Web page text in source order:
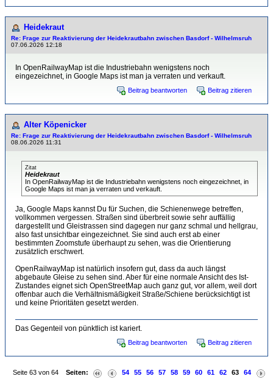
Heidekraut
Re: Frage zur Reaktivierung der Heidekrautbahn zwischen Basdorf - Wilhelmsruh
07.06.2026 12:18
In OpenRailwayMap ist die Industriebahn wenigstens noch
eingezeichnet, in Google Maps ist man ja verraten und verkauft.
Beitrag beantworten Beitrag zitieren
Alter Köpenicker
Re: Frage zur Reaktivierung der Heidekrautbahn zwischen Basdorf - Wilhelmsruh
08.06.2026 11:31
Zitat
Heidekraut
In OpenRailwayMap ist die Industriebahn wenigstens noch eingezeichnet, in
Google Maps ist man ja verraten und verkauft.
Ja, Google Maps kannst Du für Suchen, die Schienenwege betreffen,
vollkommen vergessen. Straßen sind überbreit sowie sehr auffällig
dargestellt und Gleistrassen sind dagegen nur ganz schmal und hellgrau,
also fast unsichtbar eingezeichnet. Sie sind auch erst ab einer
bestimmten Zoomstufe überhaupt zu sehen, was die Orientierung
zusätzlich erschwert.
OpenRailwayMap ist natürlich insofern gut, dass da auch längst
abgebaute Gleise zu sehen sind. Aber für eine normale Ansicht des Ist-
Zustandes eignet sich OpenStreetMap auch ganz gut, vor allem, weil dort
offenbar auch die Verhältnismäßigkeit Straße/Schiene berücksichtigt ist
und keine Prioritäten gesetzt werden.
Das Gegenteil von pünktlich ist kariert.
Beitrag beantworten Beitrag zitieren
Seite 63 von 64 Seiten: 54 55 56 57 58 59 60 61 62 63 64